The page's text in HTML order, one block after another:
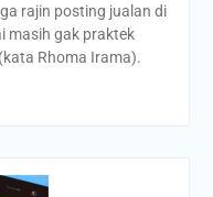
rajin posting jualan di
masih gak praktek
Rhoma Irama).